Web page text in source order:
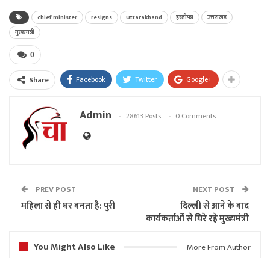
chief minister resigns Uttarakhand इस्तीफा
उत्तराखंड
मुख्यमंत्री
0
Share Facebook Twitter Google+
Admin 28613 Posts 0 Comments
PREV POST
महिला से ही घर बनता है: पुरी
NEXT POST
दिल्ली से आने के बाद
कार्यकर्ताओं से घिरे रहे मुख्यमंत्री
You Might Also Like
More From Author